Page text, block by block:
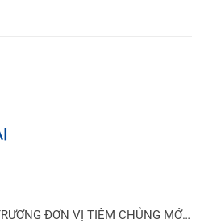
HỆ ĐƠN VỊ TIÊM CHỦNG MỚI